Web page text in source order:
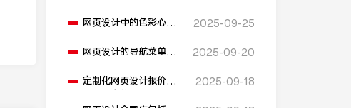
网页设计中的色彩心理
2025-09-25
网页设计的导航菜单设
2025-09-20
定制化网页设计报价是
2025-09-18